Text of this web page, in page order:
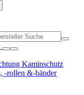
Kaminschutz
-rollen &-bänder